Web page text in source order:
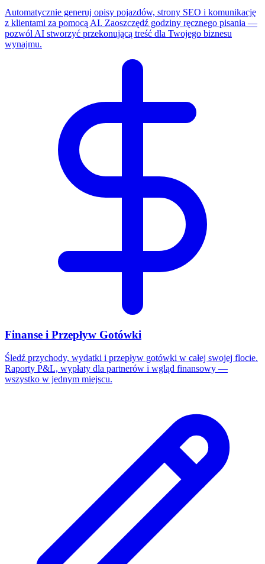
Automatycznie generuj opisy pojazdów, strony SEO i komunikację
z klientami za pomocą AI. Zaoszczędź godziny ręcznego pisania —
pozwól AI stworzyć przekonującą treść dla Twojego biznesu
wynajmu.
Finanse i Przepływ Gotówki
Śledź przychody, wydatki i przepływ gotówki w całej swojej flocie.
Raporty P&L, wypłaty dla partnerów i wgląd finansowy —
wszystko w jednym miejscu.